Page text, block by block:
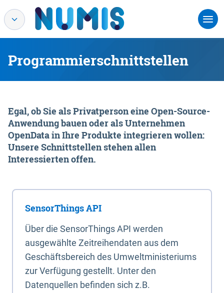
Programmierschnittstellen
Egal, ob Sie als Privatperson eine Open-Source-
Anwendung bauen oder als Unternehmen
OpenData in Ihre Produkte integrieren wollen:
Unsere Schnittstellen stehen allen
Interessierten offen.
SensorThings API
Über die SensorThings API werden
ausgewählte Zeitreihendaten aus dem
Geschäftsbereich des Umweltministeriums
zur Verfügung gestellt. Unter den
Datenquellen befinden sich z.B.